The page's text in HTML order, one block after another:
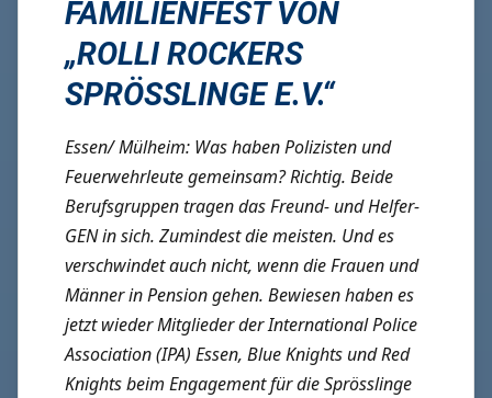
FAMILIENFEST VON
„ROLLI ROCKERS
SPRÖSSLINGE E.V.“
Essen/ Mülheim: Was haben Polizisten und
Feuerwehrleute gemeinsam? Richtig. Beide
Berufsgruppen tragen das Freund- und Helfer-
GEN in sich. Zumindest die meisten. Und es
verschwindet auch nicht, wenn die Frauen und
Männer in Pension gehen. Bewiesen haben es
jetzt wieder Mitglieder der International Police
Association (IPA) Essen, Blue Knights und Red
Knights beim Engagement für die Sprösslinge